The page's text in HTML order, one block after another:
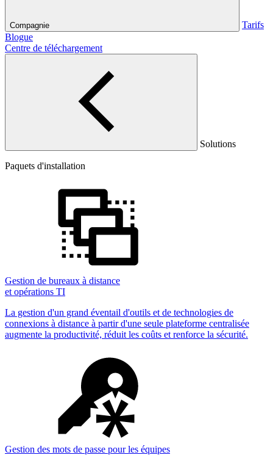
Compagnie
Tarifs
Blogue
Centre de téléchargement
Solutions
Paquets d'installation
Gestion de bureaux à distance
et opérations TI
La gestion d'un grand éventail d'outils et de technologies de
connexions à distance à partir d'une seule plateforme centralisée
augmente la productivité, réduit les coûts et renforce la sécurité.
Gestion des mots de passe pour les équipes